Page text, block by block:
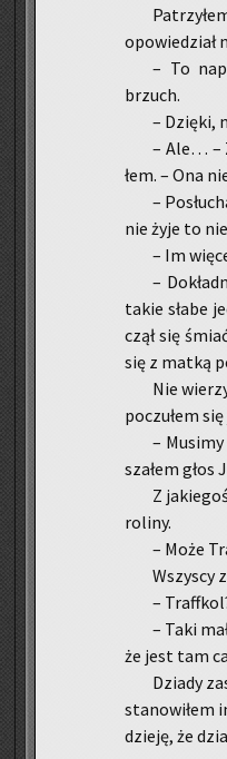
opo­wie­dział
– To
brzuch.
– Dzię­ki,
– Ale… –
łem. – Ona
–
nie żyje to
– Im
–
takie słabe
czął się
się z matką
Nie
po­czu­łem
–
sza­łem głos
Z
ro­li­ny.
– Może
Wszy­scy
–
– Taki
że jest tam
Dzia­dy
sta­no­wi­łem
dzie­ję, że